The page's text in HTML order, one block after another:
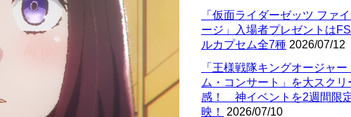
「仮面ライダーゼッツ ファ
ージ」入場者プレゼントは
ルカプセム全7種 2026/07/12
「王様戦隊キングオージャ
ム・コンサート」を大スクリ
感！ 神イベントを2週間限
映！
2026/07/10